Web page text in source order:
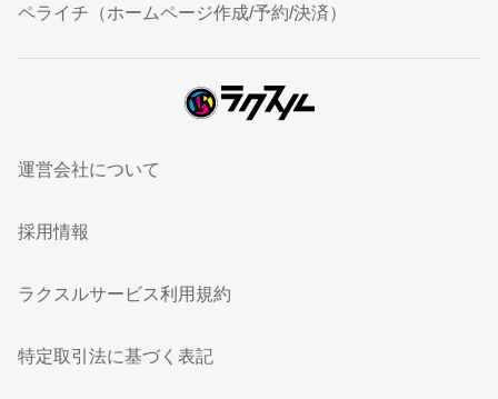
ペライチ（ホームページ作成/予約/決済）
運営会社について
採用情報
ラクスルサービス利用規約
特定取引法に基づく表記